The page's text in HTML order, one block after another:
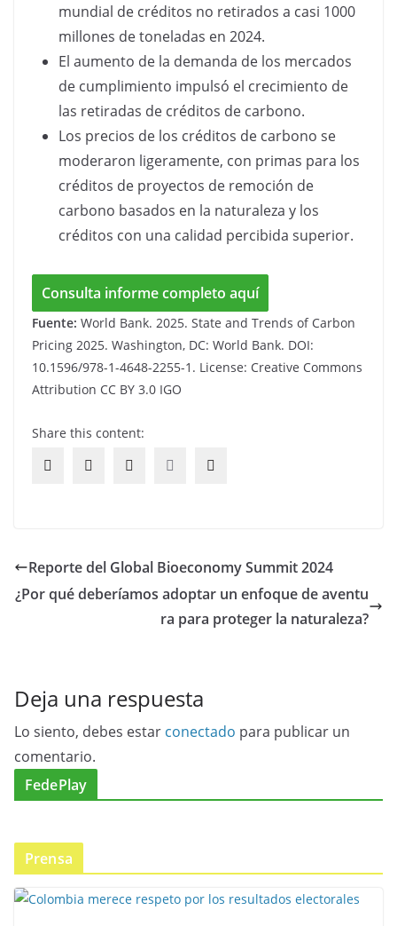
mundial de créditos no retirados a casi 1000
millones de toneladas en 2024.
El aumento de la demanda de los mercados
de cumplimiento impulsó el crecimiento de
las retiradas de créditos de carbono.
Los precios de los créditos de carbono se
moderaron ligeramente, con primas para los
créditos de proyectos de remoción de
carbono basados ​​en la naturaleza y los
créditos con una calidad percibida superior.
Consulta informe completo aquí
Fuente: World Bank. 2025. State and Trends of Carbon
Pricing 2025. Washington, DC: World Bank. DOI:
10.1596/978-1-4648-2255-1. License: Creative Commons
Attribution CC BY 3.0 IGO
Share this content:
Reporte del Global Bioeconomy Summit 2024
¿Por qué deberíamos adoptar un enfoque de aventu
ra para proteger la naturaleza?
Deja una respuesta
Lo siento, debes estar conectado para publicar un
comentario.
FedePlay
Prensa